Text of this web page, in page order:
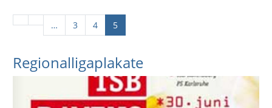
… 3 4 5
Regionalligaplakate